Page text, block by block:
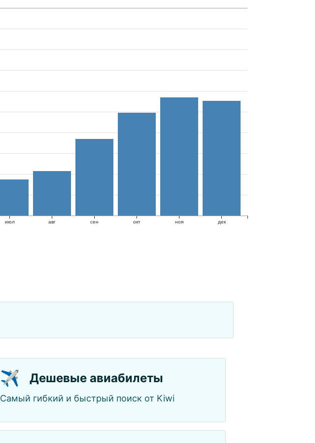
июл авг сен окт ноя дек
✈️ Дешевые авиабилеты
Самый гибкий и быстрый поиск от Kiwi